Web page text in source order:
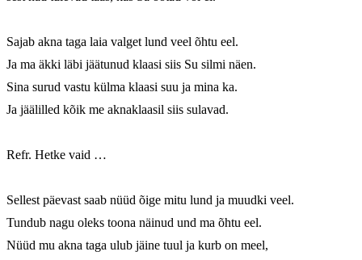
Sajab akna taga laia valget lund veel õhtu eel.
Ja ma äkki läbi jäätunud klaasi siis Su silmi näen.
Sina surud vastu külma klaasi suu ja mina ka.
Ja jäälilled kõik me aknaklaasil siis sulavad.
Refr. Hetke vaid …
Sellest päevast saab nüüd õige mitu lund ja muudki veel.
Tundub nagu oleks toona näinud und ma õhtu eel.
Nüüd mu akna taga ulub jäine tuul ja kurb on meel,